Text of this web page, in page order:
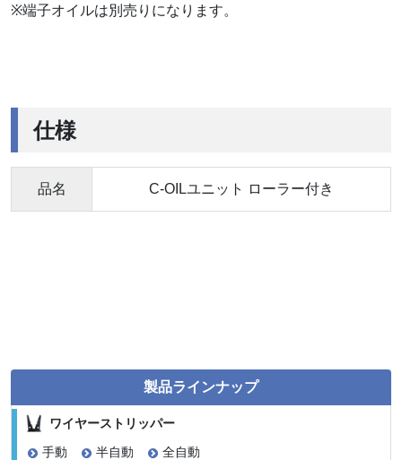
製品ラインナップ
ワイヤーストリッパー
手動 半自動 全自動
※端子オイルは別売りになります。
仕様
品名 C-OILユニット ローラー付き